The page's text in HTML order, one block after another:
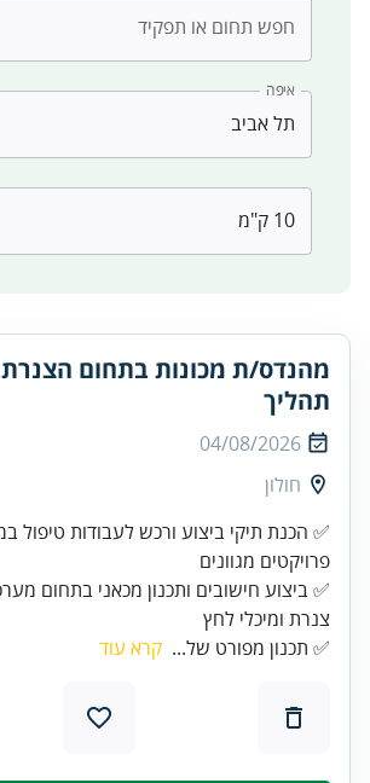
חפש תחום או תפקיד
איפה
מהנדס/ת מכונות בתחום
תהליך
04/08/2026
חולון
✅ הכנת תיקי ביצוע ורכש לעבודות טיפול
✅ ביצוע חישובים ותכנון מכאני בתחום
צנרת ומיכלי לחץ
✅ תכנון מפורט של... קרא עוד